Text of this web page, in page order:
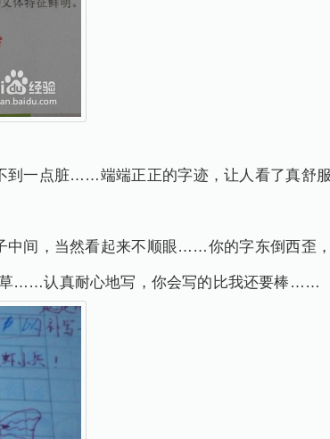
到一点脏……端端正正的字迹，让人看了真
间，当然看起来不顺眼……你的字东倒西歪
……认真耐心地写，你会写的比我还要棒……